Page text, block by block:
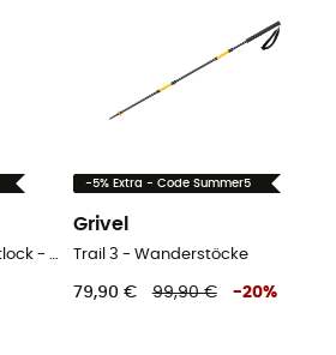
Tibet-3 Brins Cone Twistlock - Wanderstöcke
-5% Extra - Code Summer5
Grivel
Trail 3 - Wanderstöcke
79,90 € 99,90 € -20%